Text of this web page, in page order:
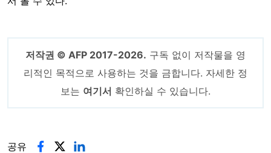
저작권 © AFP 2017-2026. 구독 없이 저작물을 영
리적인 목적으로 사용하는 것을 금합니다. 자세한 정
보는 여기서 확인하실 수 있습니다.
공유